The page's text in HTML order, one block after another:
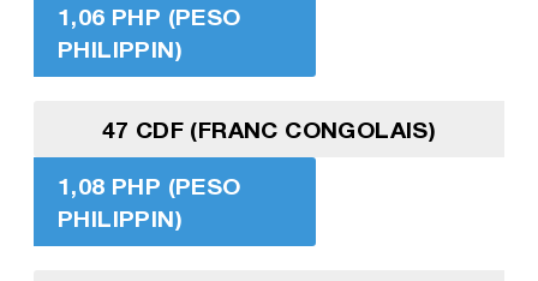
1,06 PHP (PESO
PHILIPPIN)
47 CDF (FRANC CONGOLAIS)
1,08 PHP (PESO
PHILIPPIN)